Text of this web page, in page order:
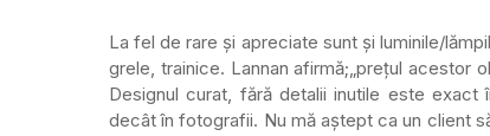
La fel de rare și apreciate sunt și luminile/
grele, trainice. Lannan afirmă;„prețul
Designul curat, fără detalii inutile este exact
decât în fotografii. Nu mă aștept ca un client